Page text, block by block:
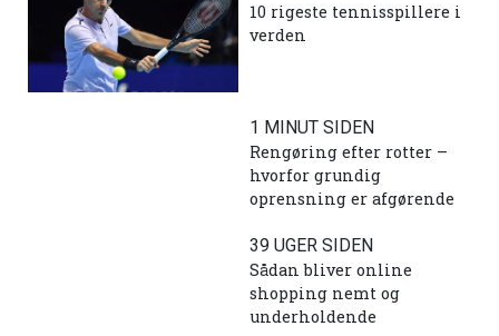
10 rigeste tennisspillere i
verden
1 MINUT SIDEN
Rengøring efter rotter –
hvorfor grundig
oprensning er afgørende
39 UGER SIDEN
Sådan bliver online
shopping nemt og
underholdende